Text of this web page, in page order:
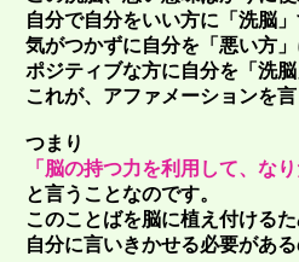
自分で自分をいい方に「洗脳
気がつかずに自分を「悪い方
ポジティブな方に自分を「洗
これが、アファメーションを
つまり
「脳の持つ力を利用して、な
と言うことなのです。
このことばを脳に植え付ける
自分に言いきかせる必要があ